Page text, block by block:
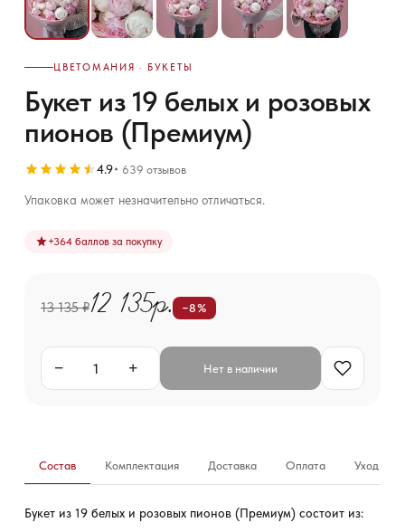
ЦВЕТОМАНИЯ · БУКЕТЫ
Букет из 19 белых и розовых
пионов (Премиум)
4.9 639 отзывов
Упаковка может незначительно отличаться.
+364 баллов за покупку
13 135 ₽12 135р. −8%
− + Нет в наличии
Состав Комплектация Доставка Оплата Уход за
Букет из 19 белых и розовых пионов (Премиум) состоит из: